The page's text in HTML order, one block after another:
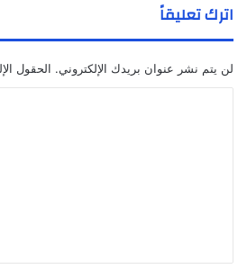
اترك تعليقاً
لن يتم نشر عنوان بريدك الإلكتروني. الحقول
ق